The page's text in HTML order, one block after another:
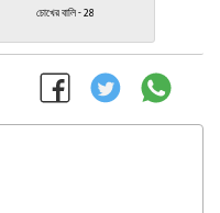
চোখের বালি - 28